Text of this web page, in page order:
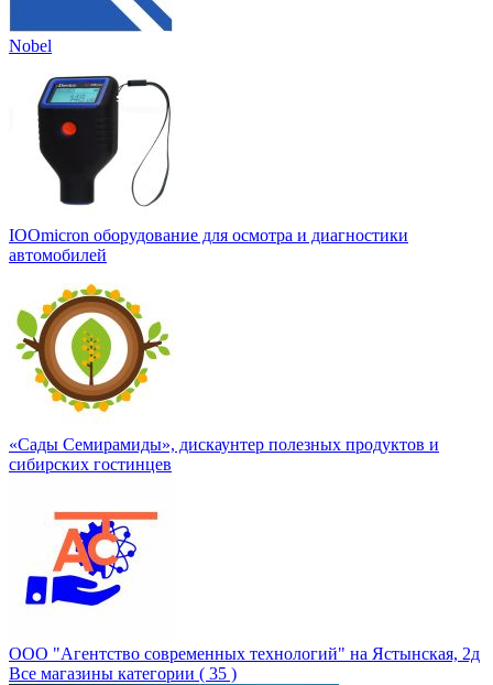
Nobel
IOOmicron оборудование для осмотра и диагностики
автомобилей
«Сады Семирамиды», дискаунтер полезных продуктов и
сибирских гостинцев
ООО "Агентство современных технологий" на Ястынская, 2д
Все магазины категории ( 35 )